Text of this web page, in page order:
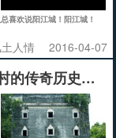
喜欢说阳江城！阳江城！
土人情 2016-04-07
传奇历史吗？